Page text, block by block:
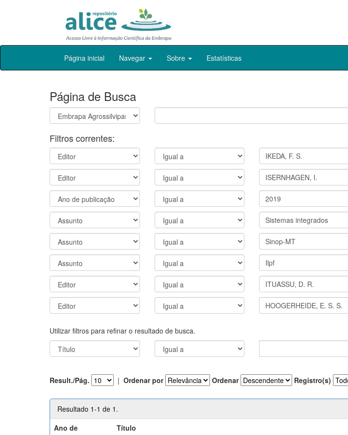
Skip
Página inicial Navegar Sobre Estatísticas
Página de Busca
Filtros correntes:
Utilizar filtros para refinar o resultado de busca.
Result./Pág. | Ordenar por Ordenar Registro(s)
Resultado 1-1 de 1.
Ano de
Título